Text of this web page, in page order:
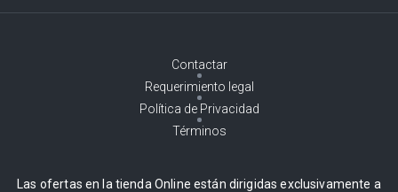
Contactar
Requerimiento legal
Política de Privacidad
Términos
Las ofertas en la tienda Online están dirigidas exclusivamente a